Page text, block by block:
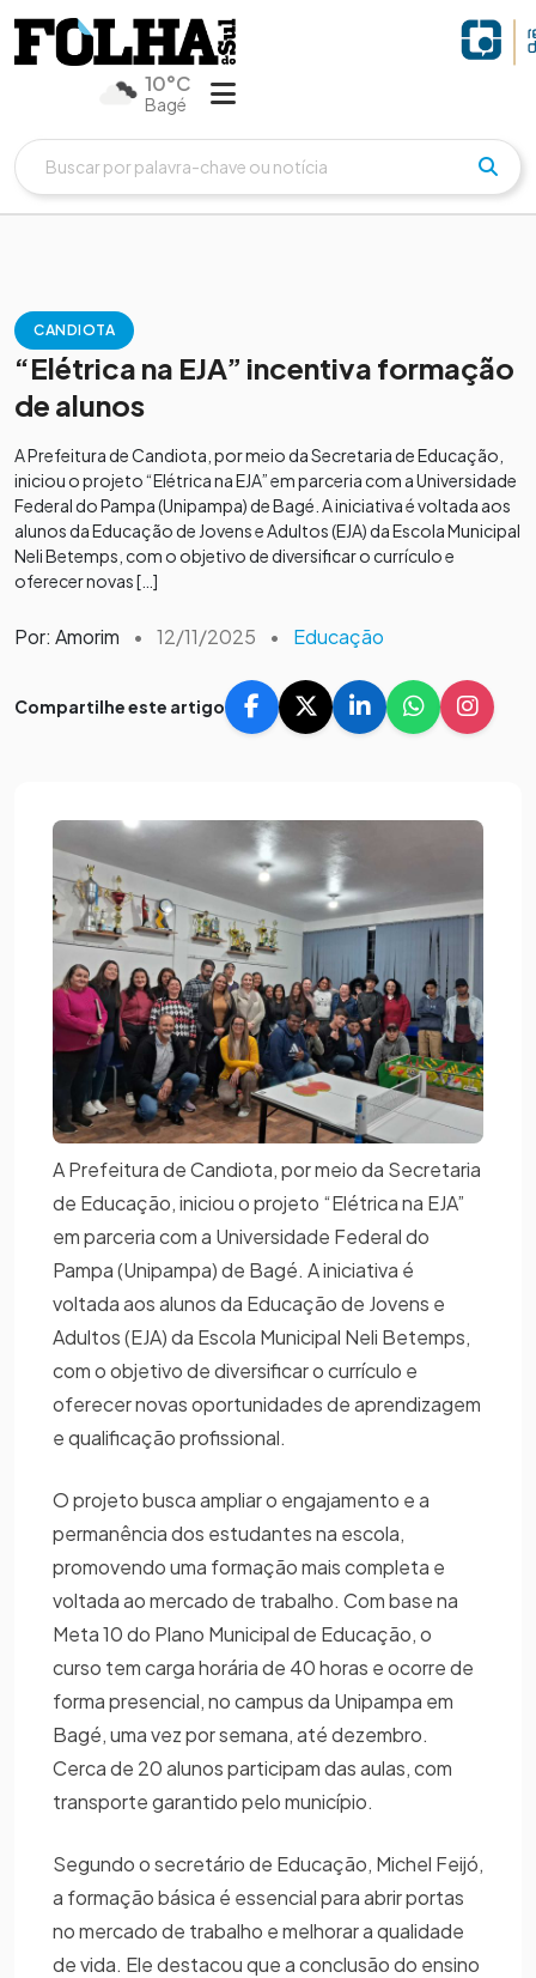
10°C
Bagé
CANDIOTA
“Elétrica na EJA” incentiva formação
de alunos
A Prefeitura de Candiota, por meio da Secretaria de Educação,
iniciou o projeto “Elétrica na EJA” em parceria com a Universidade
Federal do Pampa (Unipampa) de Bagé. A iniciativa é voltada aos
alunos da Educação de Jovens e Adultos (EJA) da Escola Municipal
Neli Betemps, com o objetivo de diversificar o currículo e
oferecer novas […]
Por: Amorim • 12/11/2025 • Educação
Compartilhe este artigo
A Prefeitura de Candiota, por meio da Secretaria
de Educação, iniciou o projeto “Elétrica na EJA”
em parceria com a Universidade Federal do
Pampa (Unipampa) de Bagé. A iniciativa é
voltada aos alunos da Educação de Jovens e
Adultos (EJA) da Escola Municipal Neli Betemps,
com o objetivo de diversificar o currículo e
oferecer novas oportunidades de aprendizagem
e qualificação profissional.
O projeto busca ampliar o engajamento e a
permanência dos estudantes na escola,
promovendo uma formação mais completa e
voltada ao mercado de trabalho. Com base na
Meta 10 do Plano Municipal de Educação, o
curso tem carga horária de 40 horas e ocorre de
forma presencial, no campus da Unipampa em
Bagé, uma vez por semana, até dezembro.
Cerca de 20 alunos participam das aulas, com
transporte garantido pelo município.
Segundo o secretário de Educação, Michel Feijó,
a formação básica é essencial para abrir portas
no mercado de trabalho e melhorar a qualidade
de vida. Ele destacou que a conclusão do ensino